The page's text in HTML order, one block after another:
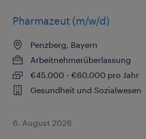
Pharmazeut (m/w/d)
Penzberg, Bayern
Arbeitnehmerüberlassung
€45.000 - €60.000 pro Jahr
Gesundheit und Sozialwesen
6. August 2026